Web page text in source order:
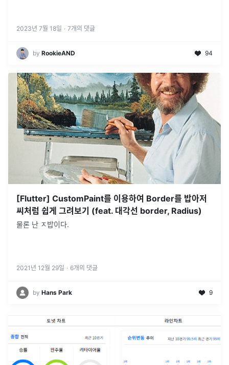
2023년 7월 18일 · 7개의 댓글
by RookieAND 94
[Flutter] CustomPaint를 이용하여 Border를 밥아저
씨처럼 쉽게 그려보기 (feat. 대각선 border, Radius)
물론 난 ㅈ밥이다.
2021년 12월 29일 · 6개의 댓글
by Hans Park 9